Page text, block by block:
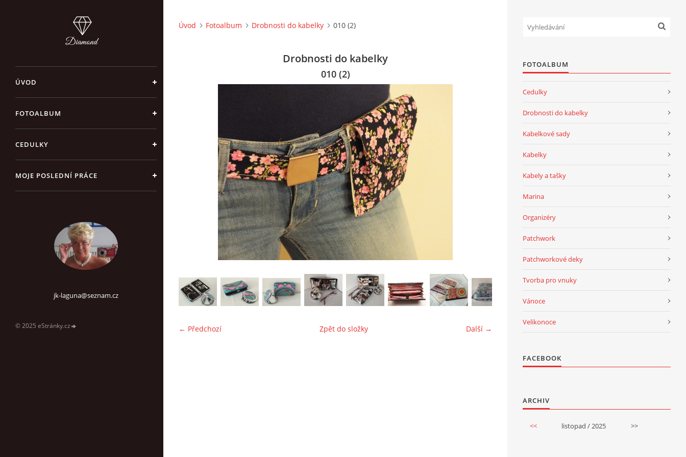
ÚVOD
FOTOALBUM
CEDULKY
MOJE POSLEDNÍ PRÁCE
jk-laguna@seznam.cz
© 2025 eStránky.cz
Úvod Fotoalbum Drobnosti do kabelky 010 (2)
Drobnosti do kabelky
010 (2)
← Předchozí Další →
Zpět do složky
FOTOALBUM
Cedulky
Drobnosti do kabelky
Kabelkové sady
Kabelky
Kabely a tašky
Marina
Organizéry
Patchwork
Patchworkové deky
Tvorba pro vnuky
Vánoce
Velikonoce
FACEBOOK
ARCHIV
<< listopad / 2025 >>